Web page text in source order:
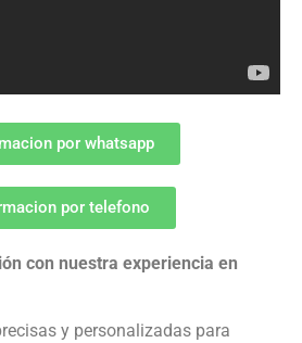
por whatsapp
por telefono
con nuestra experiencia en
y personalizadas para